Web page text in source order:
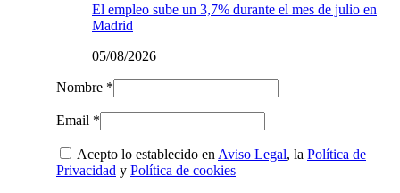
El empleo sube un 3,7% durante el mes de julio en
Madrid
05/08/2026
Nombre *
Email *
Acepto lo establecido en Aviso Legal, la Política de
Privacidad y Política de cookies